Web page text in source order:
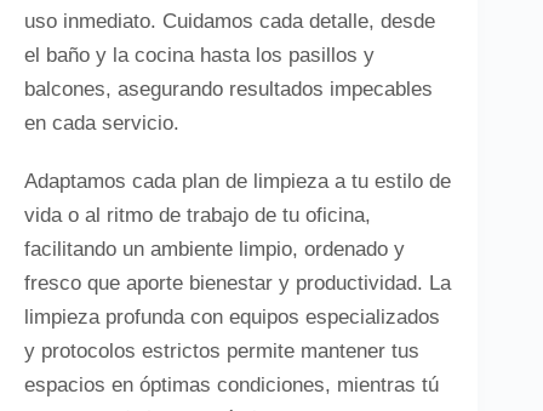
uso inmediato. Cuidamos cada detalle, desde
el baño y la cocina hasta los pasillos y
balcones, asegurando resultados impecables
en cada servicio.
Adaptamos cada plan de limpieza a tu estilo de
vida o al ritmo de trabajo de tu oficina,
facilitando un ambiente limpio, ordenado y
fresco que aporte bienestar y productividad. La
limpieza profunda con equipos especializados
y protocolos estrictos permite mantener tus
espacios en óptimas condiciones, mientras tú